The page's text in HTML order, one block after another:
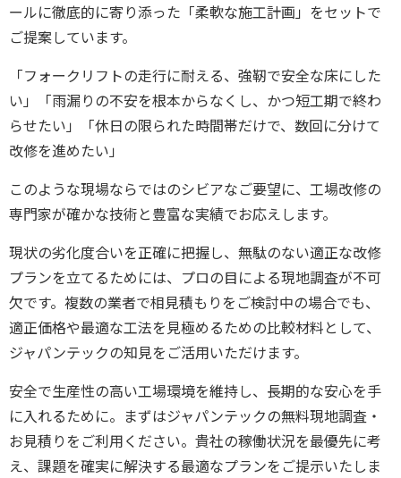
ールに徹底的に寄り添った「柔軟な施工計画」をセットで
ご提案しています。
「フォークリフトの走行に耐える、強靭で安全な床にした
い」「雨漏りの不安を根本からなくし、かつ短工期で終わ
らせたい」「休日の限られた時間帯だけで、数回に分けて
改修を進めたい」
このような現場ならではのシビアなご要望に、工場改修の
専門家が確かな技術と豊富な実績でお応えします。
現状の劣化度合いを正確に把握し、無駄のない適正な改修
プランを立てるためには、プロの目による現地調査が不可
欠です。複数の業者で相見積もりをご検討中の場合でも、
適正価格や最適な工法を見極めるための比較材料として、
ジャパンテックの知見をご活用いただけます。
安全で生産性の高い工場環境を維持し、長期的な安心を手
に入れるために。まずはジャパンテックの無料現地調査・
お見積りをご利用ください。貴社の稼働状況を最優先に考
え、課題を確実に解決する最適なプランをご提示いたしま